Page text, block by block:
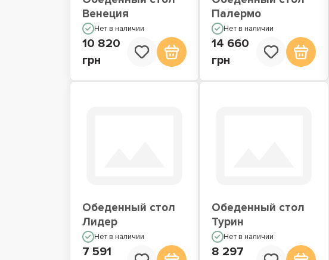
Венеция
Нет в наличии
10 820
грн
Палермо
Нет в наличии
14 660
грн
Обеденный стол
Лидер
Нет в наличии
7 591
Обеденный стол
Турин
Нет в наличии
8 297